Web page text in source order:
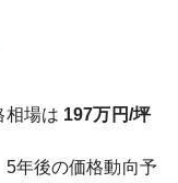
相場は 197万円/坪
5年後の価格動向予